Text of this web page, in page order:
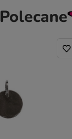
Polecane